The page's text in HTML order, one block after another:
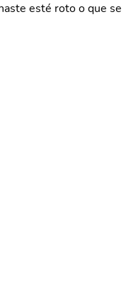
esté roto o que se